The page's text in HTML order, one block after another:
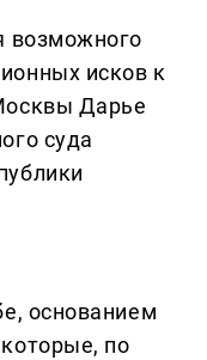
возможного
исков к
Дарье
суда
основанием
по